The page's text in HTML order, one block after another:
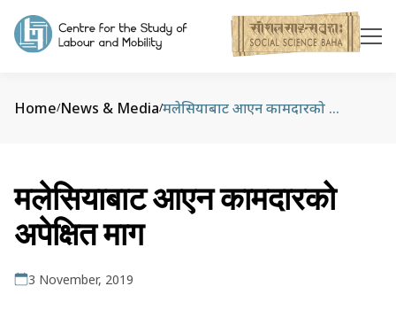
Home/News & Media/ मलेसियाबाट आएन कामदारको अपेक्षित माग
मलेसियाबाट आएन कामदारको
अपेक्षित माग
3 November, 2019